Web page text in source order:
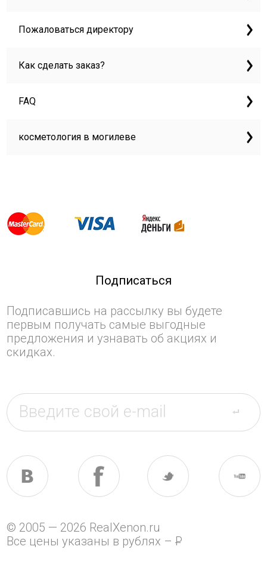
Пожаловаться директору
Как сделать заказ?
FAQ
косметология в могилеве
Подписаться
Подписавшись на рассылку вы будете
первым получать самые выгодные
предложения и узнавать об акциях и
скидках.
© 2005 — 2026 RealXenon.ru
Все цены указаны в рублях –P